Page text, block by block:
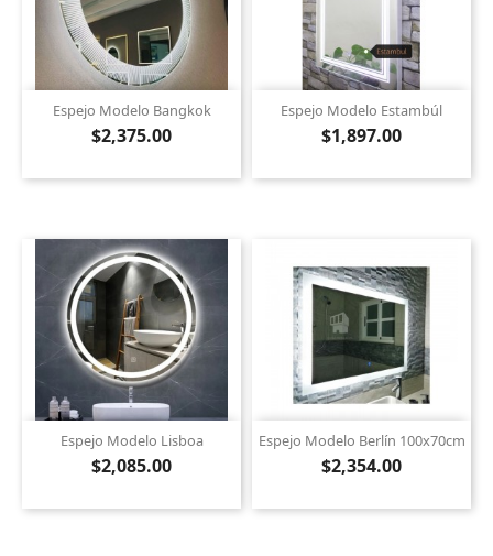
Espejo Modelo Bangkok
$2,375.00
Espejo Modelo Estambúl
$1,897.00
Espejo Modelo Lisboa
$2,085.00
Espejo Modelo Berlín 100x70cm
$2,354.00